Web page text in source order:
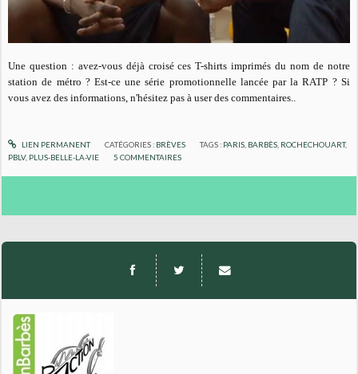
Une question : avez-vous déjà croisé ces T-shirts imprimés du nom de notre
station de métro ? Est-ce une série promotionnelle lancée par la RATP ? Si
vous avez des informations, n'hésitez pas à user des commentaires..
LIEN PERMANENT CATÉGORIES : BRÈVES TAGS : PARIS BARBÈS ROCHECHOUART,
PBLV, PLUS-BELLE-LA-VIE 5 COMMENTAIRES